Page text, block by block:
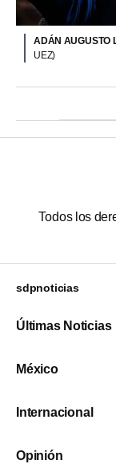
ADÁN AUGUSTO
UEZ)
Todos los
sdpnoticias
Últimas Noticias
México
Internacional
Opinión